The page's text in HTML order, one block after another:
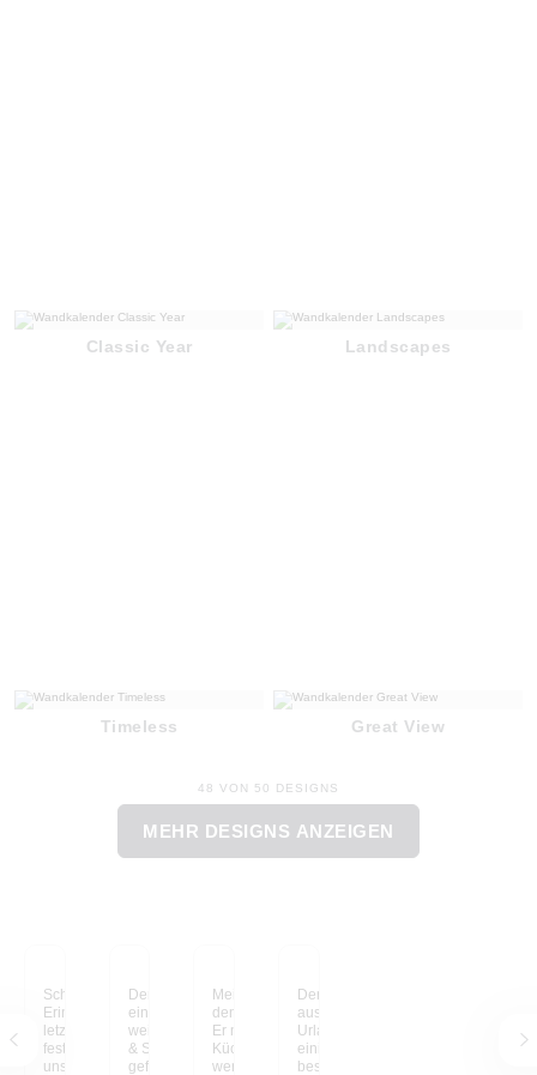
Classic Year Landscapes
Timeless Great View
48 VON 50 DESIGNS
MEHR DESIGNS ANZEIGEN
Schöne, gemeinsame
Erinnerungen aus dem
letzten Jahr,
festgehalten in
unserem Cars-
Der Kalender war eher
ein spontaner Kauf,
weil meine Kinder Lilo
& Stitch lieben. Er
gefällt ihnen richtig gut
Meine Kinder lieben
den Frozen-Kalender.
Er musste sofort in der
Küche aufgehängt
werden, damit ihn auch
Der Kalender mit Fotos
aus meinem Sri Lanka-
Urlaub erinnert mich an
einige der
besondersten Momente